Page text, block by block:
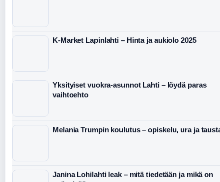
K-Market Lapinlahti – Hinta ja aukiolo 2025
Yksityiset vuokra-asunnot Lahti – löydä paras
vaihtoehto
Melania Trumpin koulutus – opiskelu, ura ja
Janina Lohilahti leak – mitä tiedetään ja mikä on